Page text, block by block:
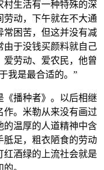
村生活有一种特殊的深
劳动，下午就在不大通
常困苦，但这并没有减
由于没钱买颜料就自己
劳动、爱农民，他曾
我是最合适的。”
《播种者》。以后相继
。 米勒从来没有画过
的温厚的人道精神中含
胝足，粗衣陋食的劳动
红酒绿的 上流社会就是
。